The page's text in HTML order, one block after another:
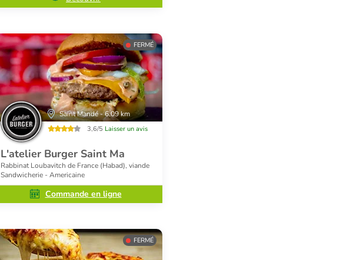
FERMÉ
Saint Mandé - 6.09 km
3,6/5 Laisser un avis
L'atelier Burger Saint Ma
Rabbinat Loubavitch de France (Habad), viande
Sandwicherie - Americaine
Commande en ligne
FERMÉ